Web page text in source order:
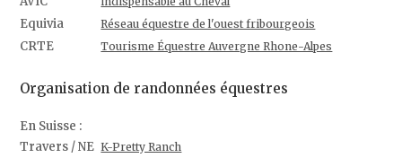
Equivia Réseau équestre de l'ouest fribourgeois
CRTE Tourisme Équestre Auvergne Rhone-Alpes
Organisation de randonnées équestres
En Suisse :
Travers / NE K-Pretty Ranch